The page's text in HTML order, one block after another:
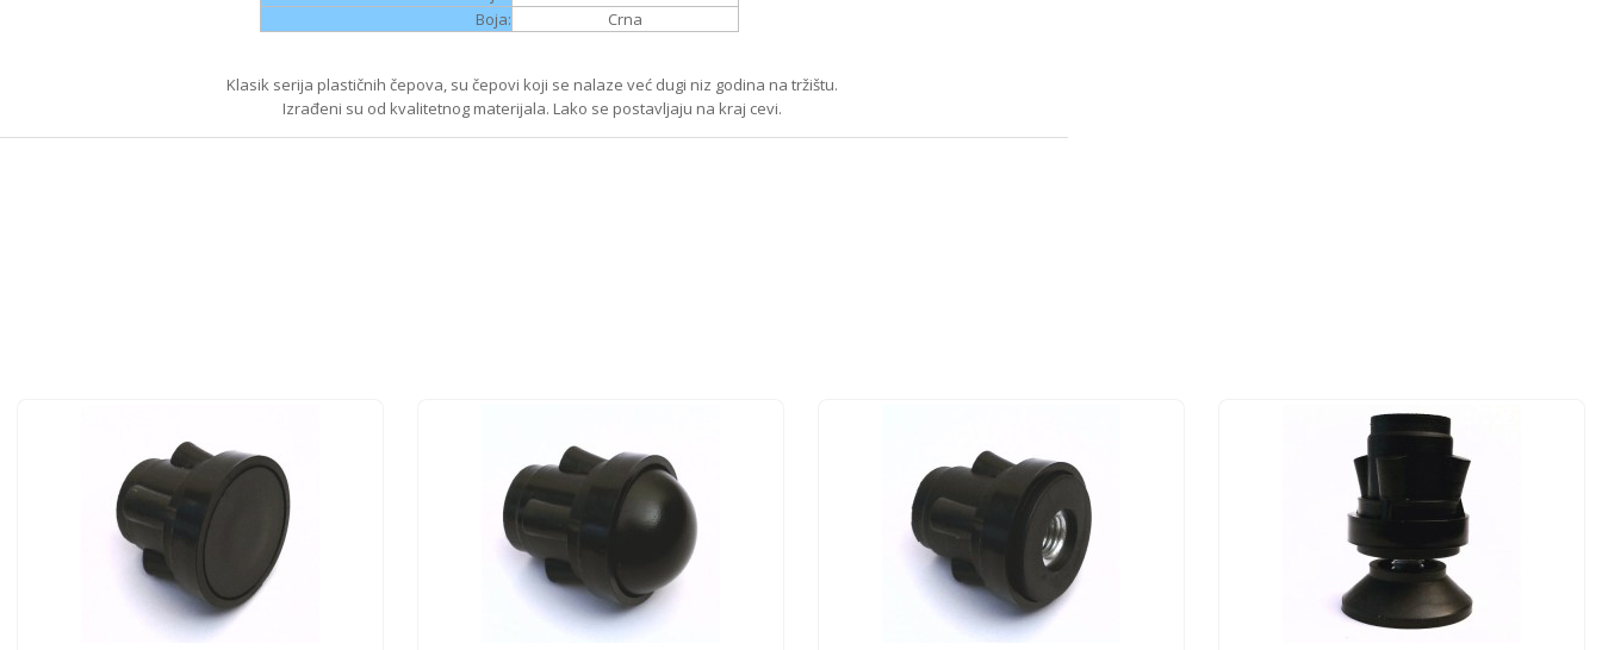
Boja:
Crna
Klasik serija plastičnih čepova, su čepovi koji se nalaze već dugi niz godina na tržištu.
Izrađeni su od kvalitetnog materijala. Lako se postavljaju na kraj cevi.